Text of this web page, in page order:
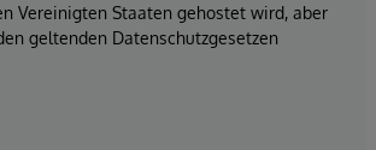
Vereinigten Staaten gehostet wird, aber
geltenden Datenschutzgesetzen